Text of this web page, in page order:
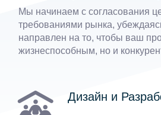
Мы начинаем с согласования
требованиями рынка,
направлен на то, чтобы ваш
жизнеспособным, но и
Дизайн и